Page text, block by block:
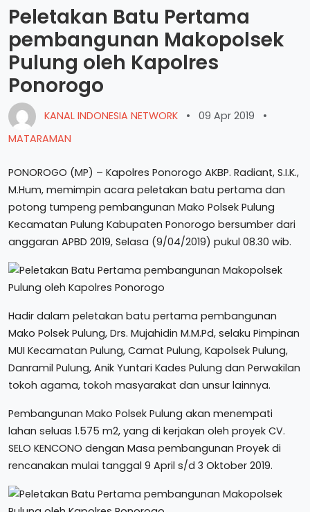
Peletakan Batu Pertama
pembangunan Makopolsek
Pulung oleh Kapolres
Ponorogo
KANAL INDONESIA NETWORK • 09 Apr 2019
•
MATARAMAN
PONOROGO (MP) – Kapolres Ponorogo AKBP. Radiant, S.I.K.,
M.Hum, memimpin acara peletakan batu pertama dan
potong tumpeng pembangunan Mako Polsek Pulung
Kecamatan Pulung Kabupaten Ponorogo bersumber dari
anggaran APBD 2019, Selasa (9/04/2019) pukul 08.30 wib.
Hadir dalam peletakan batu pertama pembangunan
Mako Polsek Pulung, Drs. Mujahidin M.M.Pd, selaku Pimpinan
MUI Kecamatan Pulung, Camat Pulung, Kapolsek Pulung,
Danramil Pulung, Anik Yuntari Kades Pulung dan Perwakilan
tokoh agama, tokoh masyarakat dan unsur lainnya.
Pembangunan Mako Polsek Pulung akan menempati
lahan seluas 1.575 m2, yang di kerjakan oleh proyek CV.
SELO KENCONO dengan Masa pembangunan Proyek di
rencanakan mulai tanggal 9 April s/d 3 Oktober 2019.